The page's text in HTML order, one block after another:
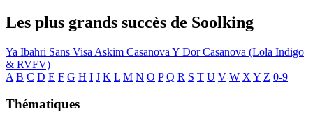
Les plus grands succès de Soolking
Ya Ibahri Sans Visa Askim Casanova Y DorCasanova (Lola Indigo
& RVFV)
A B C D E F G H I J K L M N O P Q R S T U V W X Y Z 0-9
Thématiques